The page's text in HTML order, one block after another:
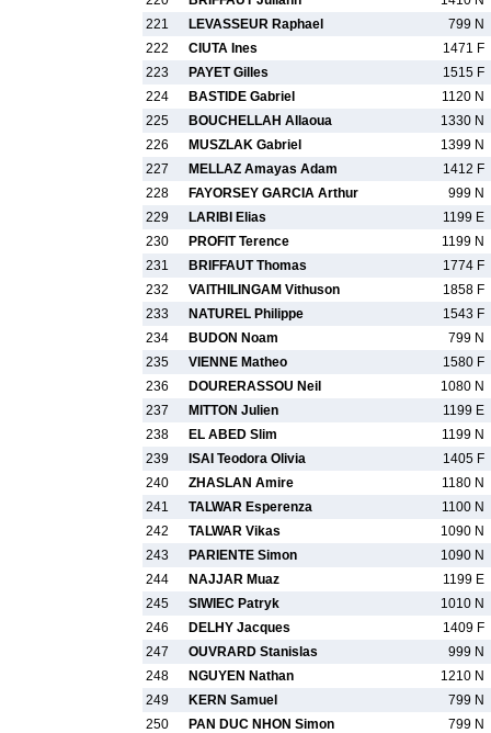
221
LEVASSEUR Raphael 799 N
222
CIUTA Ines
1471 F
223
PAYET Gilles 1515 F
224
BASTIDE Gabriel 1120 N
225
BOUCHELLAH Allaoua 1330 N
226
MUSZLAK Gabriel
1399 N
227
MELLAZ Amayas Adam 1412 F
228
FAYORSEY GARCIA Arthur 999 N
229
LARIBI Elias 1199 E
230
PROFIT Terence 1199 N
231
BRIFFAUT Thomas 1774 F
232
VAITHILINGAM Vithuson 1858 F
233
NATUREL Philippe 1543 F
234
BUDON Noam 799 N
235
VIENNE Matheo 1580 F
236
DOURERASSOU Neil 1080 N
237
MITTON Julien 1199 E
238
EL ABED Slim 1199 N
239
ISAI Teodora Olivia
1405 F
240
ZHASLAN Amire 1180 N
241
TALWAR Esperenza
1100 N
242
TALWAR Vikas 1090 N
243
PARIENTE Simon 1090 N
244
NAJJAR Muaz
1199 E
245
SIWIEC Patryk 1010 N
246
DELHY Jacques
1409 F
247
OUVRARD Stanislas 999 N
248
NGUYEN Nathan 1210 N
249
KERN Samuel 799 N
250
PAN DUC NHON Simon 799 N